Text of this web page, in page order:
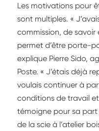
Les motivations pour
sont multiples. «
commission, de
permet d’être porte-
explique Pierre Sido,
Poste. « J’étais déjà
voulais continuer à
conditions de travail
témoigne pour sa
de la scie à l’atelier